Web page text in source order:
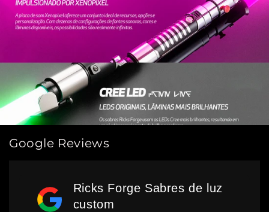
Google Reviews
Ricks Forge Sabres de luz
custom